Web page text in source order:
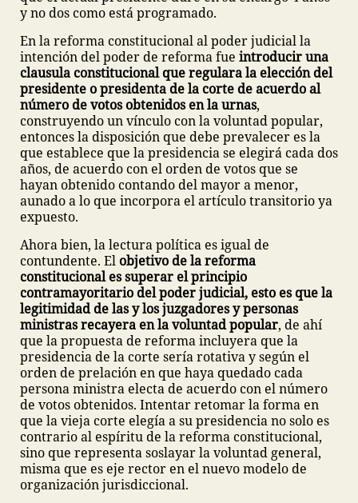
y no dos como está programado.
En la reforma constitucional al poder judicial la
intención del poder de reforma fue introducir una
clausula constitucional que regulara la elección del
presidente o presidenta de la corte de acuerdo al
número de votos obtenidos en la urnas,
construyendo un vínculo con la voluntad popular,
entonces la disposición que debe prevalecer es la
que establece que la presidencia se elegirá cada dos
años, de acuerdo con el orden de votos que se
hayan obtenido contando del mayor a menor,
aunado a lo que incorpora el artículo transitorio ya
expuesto.
Ahora bien, la lectura política es igual de
contundente. El objetivo de la reforma
constitucional es superar el principio
contramayoritario del poder judicial, esto es que la
legitimidad de las y los juzgadores y personas
ministras recayera en la voluntad popular, de ahí
que la propuesta de reforma incluyera que la
presidencia de la corte sería rotativa y según el
orden de prelación en que haya quedado cada
persona ministra electa de acuerdo con el número
de votos obtenidos. Intentar retomar la forma en
que la vieja corte elegía a su presidencia no solo es
contrario al espíritu de la reforma constitucional,
sino que representa soslayar la voluntad general,
misma que es eje rector en el nuevo modelo de
organización jurisdiccional.